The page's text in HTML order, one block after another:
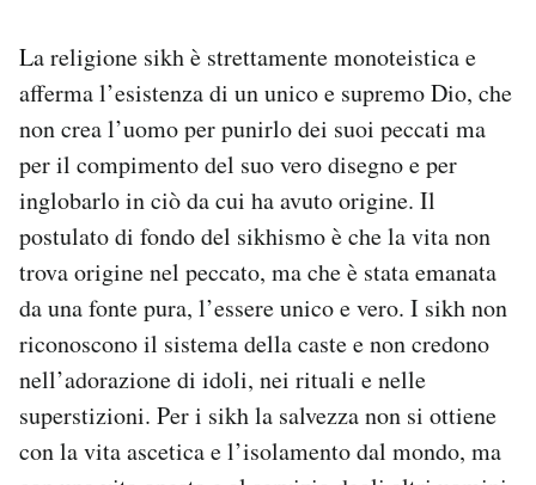
La religione sikh è strettamente monoteistica e
afferma l’esistenza di un unico e supremo Dio, che
non crea l’uomo per punirlo dei suoi peccati ma
per il compimento del suo vero disegno e per
inglobarlo in ciò da cui ha avuto origine. Il
postulato di fondo del sikhismo è che la vita non
trova origine nel peccato, ma che è stata emanata
da una fonte pura, l’essere unico e vero. I sikh non
riconoscono il sistema della caste e non credono
nell’adorazione di idoli, nei rituali e nelle
superstizioni. Per i sikh la salvezza non si ottiene
con la vita ascetica e l’isolamento dal mondo, ma